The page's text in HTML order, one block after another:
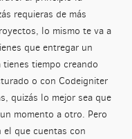
requieras de más
lo mismo te va a
que entregar un
tiempo creando
o con Codeigniter
quizás lo mejor sea que
momento a otro. Pero
el que cuentas con